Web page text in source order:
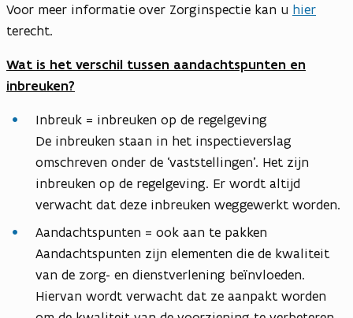
Voor meer informatie over Zorginspectie kan u hier
terecht.
Wat is het verschil tussen aandachtspunten en
inbreuken?
Inbreuk = inbreuken op de regelgeving
De inbreuken staan in het inspectieverslag
omschreven onder de ‘vaststellingen’. Het zijn
inbreuken op de regelgeving. Er wordt altijd
verwacht dat deze inbreuken weggewerkt worden.
Aandachtspunten = ook aan te pakken
Aandachtspunten zijn elementen die de kwaliteit
van de zorg- en dienstverlening beïnvloeden.
Hiervan wordt verwacht dat ze aanpakt worden